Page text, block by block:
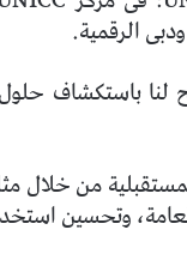
الرقمية.
من خلال
وتحسين